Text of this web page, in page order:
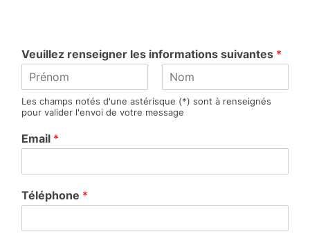
Veuillez renseigner les informations suivantes *
r
é
o
m
o
m
Les champs notés d'une astérisque (*) sont à renseignés
pour valider l'envoi de votre message
Email *
Téléphone *